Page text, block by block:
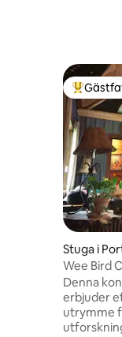
Populär
Stuga i
Wee Bird
Denna
erbjuder
utrymme
utforskning. Denna unika stuga